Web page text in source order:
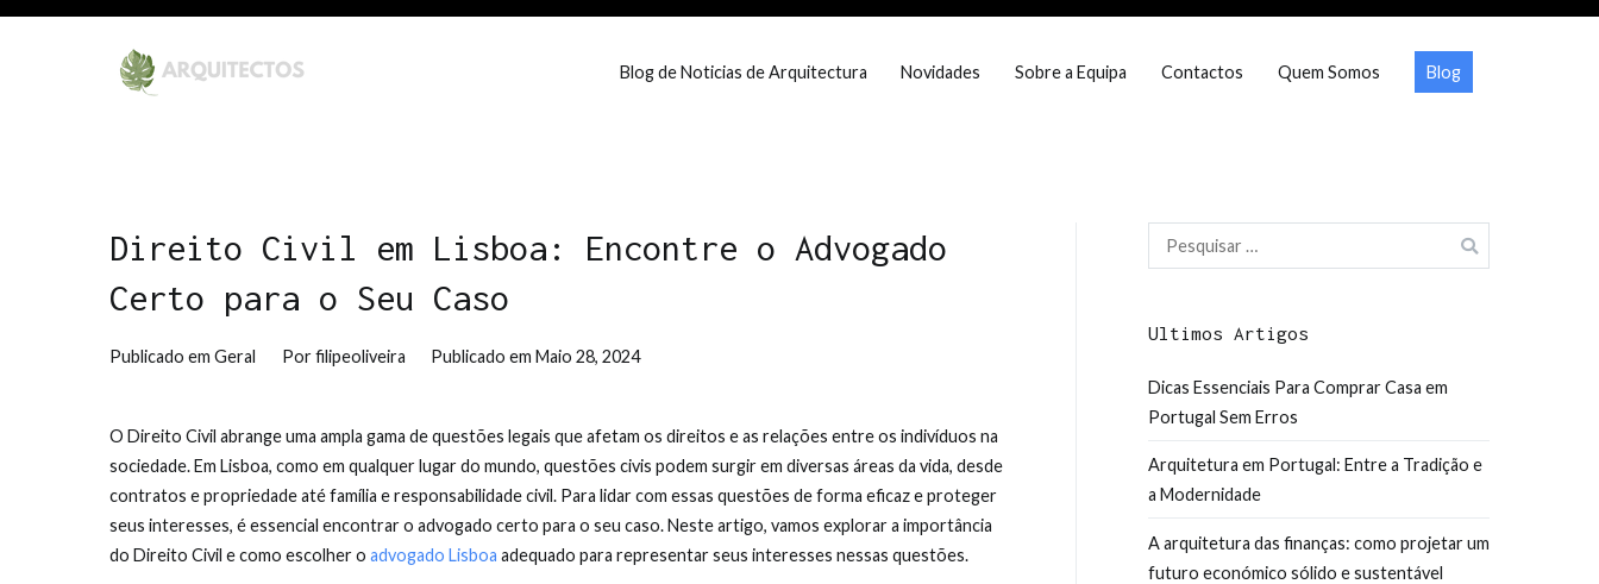
Saltar
Uma rede de Arquitectura de prestigio em Portugal
Blog de Noticias de Arquitectura Novidades Sobre a Equipa Contactos Quem Somos Blog
Direito Civil em Lisboa: Encontre o Advogado
Certo para o Seu Caso
Publicado em Geral Porfilipeoliveira Publicado emMaio 28, 2024
O Direito Civil abrange uma ampla gama de questões legais que afetam os direitos e as relações entre os indivíduos na
sociedade. Em Lisboa, como em qualquer lugar do mundo, questões civis podem surgir em diversas áreas da vida, desde
contratos e propriedade até família e responsabilidade civil. Para lidar com essas questões de forma eficaz e proteger
seus interesses, é essencial encontrar o advogado certo para o seu caso. Neste artigo, vamos explorar a importância
do Direito Civil e como escolher o advogado Lisboa adequado para representar seus interesses nessas questões.
Pesquisar
por:
Ultimos Artigos
Dicas Essenciais Para Comprar Casa em
Portugal Sem Erros
Arquitetura em Portugal: Entre a Tradição e
a Modernidade
A arquitetura das finanças: como projetar um
futuro económico sólido e sustentável